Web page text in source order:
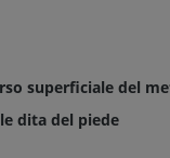
superficiale del
dita del piede